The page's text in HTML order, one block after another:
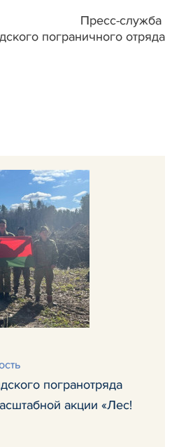
Пресс-служба
пограничного отряда
погранотряда
акции «Лес!